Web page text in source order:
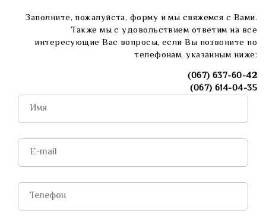
Заполните, пожалуйста, форму и мы свяжемся с Вами.
Также мы с удовольствием ответим на все
интересующие Вас вопросы, если Вы позвоните по
телефонам, указанным ниже:
(067) 637-60-42
(067) 614-04-35